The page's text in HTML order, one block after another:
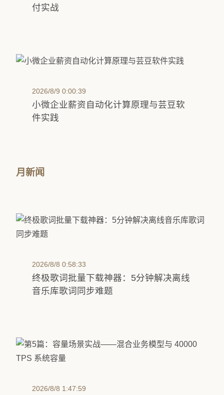
付实战
2026/8/9 0:00:39
小微企业薪资自动化计算原理与芸豆软
件实践
月新闻
2026/8/8 0:58:33
终极歌词批量下载神器：5分钟解决离线
音乐库歌词同步难题
2026/8/8 1:47:59